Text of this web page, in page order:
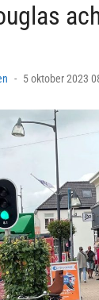
Posted
5 oktober 2023